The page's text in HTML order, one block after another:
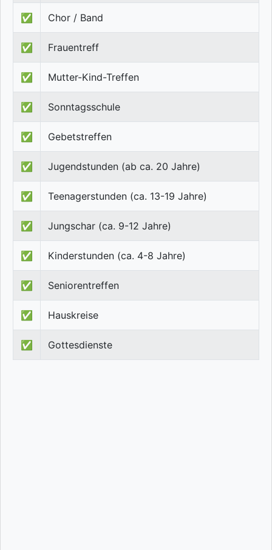
✅ Chor / Band
✅ Frauentreff
✅ Mutter-Kind-Treffen
✅ Sonntagsschule
✅ Gebetstreffen
✅ Jugendstunden (ab ca. 20 Jahre)
✅ Teenagerstunden (ca. 13-19 Jahre)
✅ Jungschar (ca. 9-12 Jahre)
✅ Kinderstunden (ca. 4-8 Jahre)
✅ Seniorentreffen
✅ Hauskreise
✅ Gottesdienste